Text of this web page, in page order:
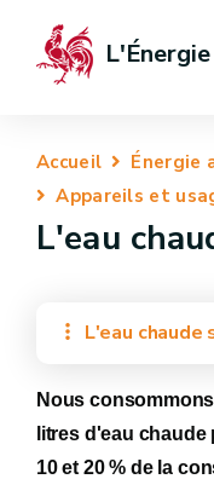
Accueil Énergie
Appareils et
L'eau
L'eau chaude
Nous
litres d'eau
10 et 20 % de la